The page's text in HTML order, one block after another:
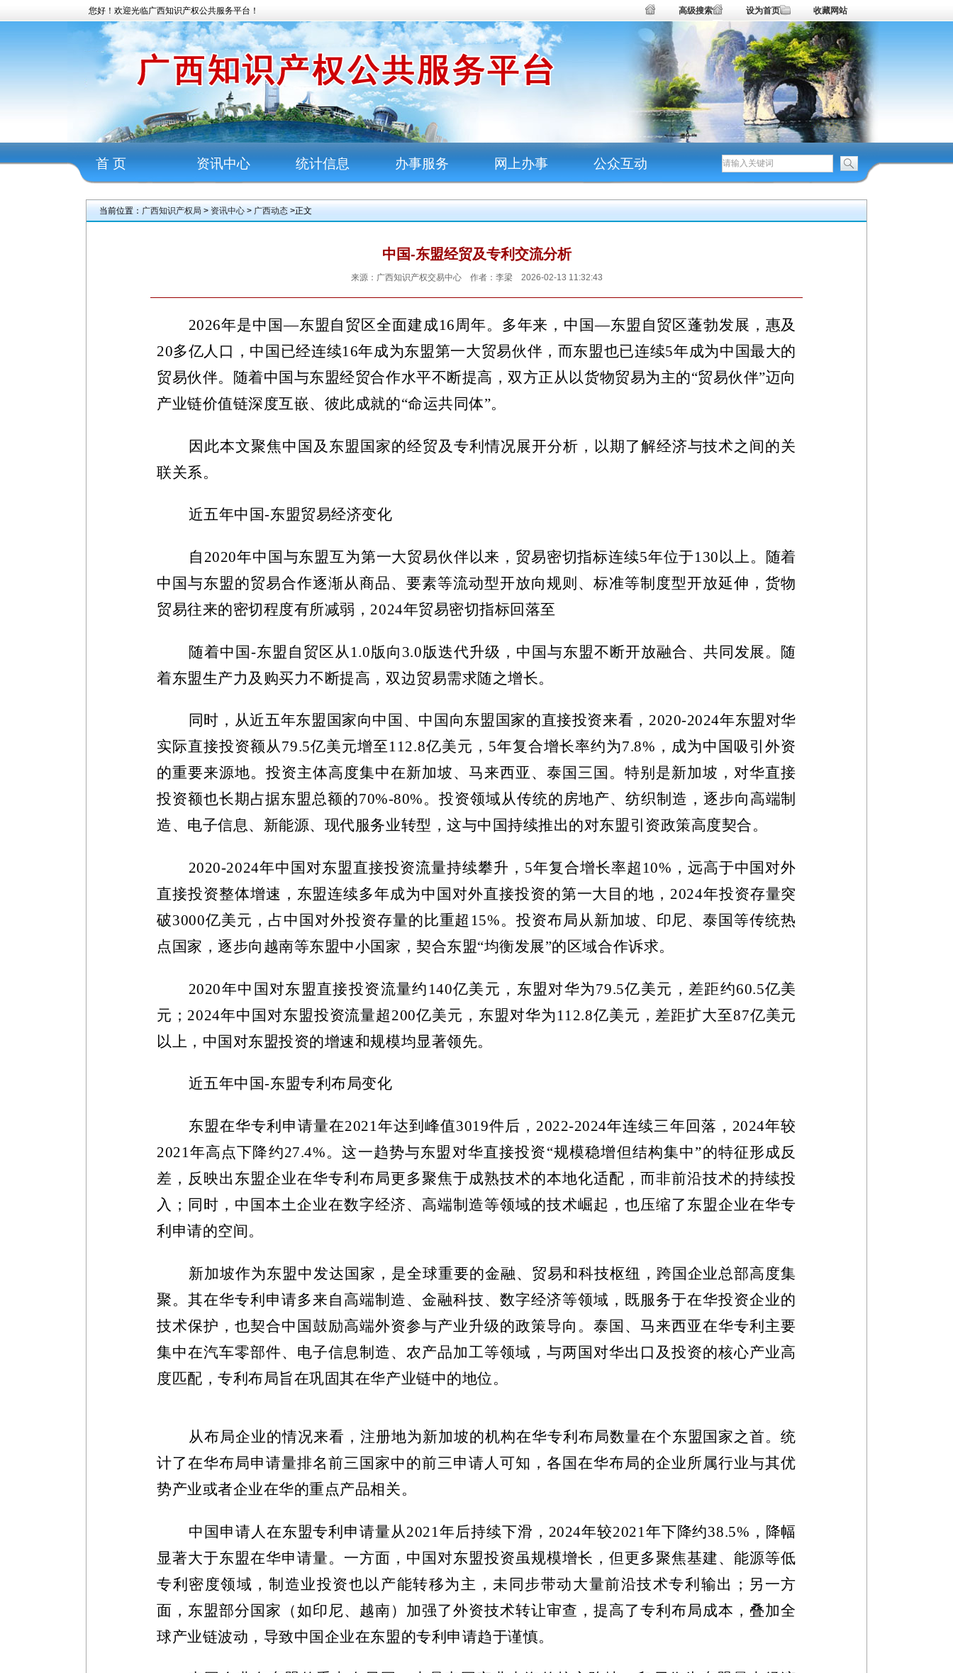
您好！欢迎光临广西知识产权公共服务平台！ 高级搜索 设为首页 收藏网站
首 页 资讯中心 统计信息 办事服务 网上办事 公众互动
当前位置： 广西知识产权局 > 资讯中心 > 广西动态 >正文
中国-东盟经贸及专利交流分析
来源：广西知识产权交易中心 作者：李梁 2026-02-13 11:32:43
2026年是中国—东盟自贸区全面建成16周年。多年来，中国—东盟自贸区蓬勃发展，惠及
20多亿人口，中国已经连续16年成为东盟第一大贸易伙伴，而东盟也已连续5年成为中国最大的
贸易伙伴。随着中国与东盟经贸合作水平不断提高，双方正从以货物贸易为主的“贸易伙伴”迈向
产业链价值链深度互嵌、彼此成就的“命运共同体”。
因此本文聚焦中国及东盟国家的经贸及专利情况展开分析，以期了解经济与技术之间的关
联关系。
近五年中国-东盟贸易经济变化
自 2020年中国与东盟互为第一大贸易伙伴以来，贸易密切指标连续5年位于130 以上。随着
中国与东盟的贸易合作逐渐从商品、要素等流动型开放向规则、标准等制度型开放延伸，货物
贸易往来的密切程度有所减弱， 2024年贸易密切指标回落至
随着中国-东盟自贸区从 1.0版向 3.0版迭代升级，中国与东盟不断开放融合、共同发展。随
着东盟生产力及购买力不断提高，双边贸易需求随之增长。
同时，从近五年东盟国家向中国、中国向东盟国家的直接投资来看， 2020-2024年东盟对华
实际直接投资额从79.5亿美元增至112.8亿美元， 5年复合增长率约为7.8% ，成为中国吸引外资
的重要来源地。投资主体高度集中在新加坡、马来西亚、泰国三国。特别是新加坡，对华直接
投资额也长期占据东盟总额的70%-80%。投资领域从传统的房地产、纺织制造，逐步向高端制
造、电子信息、新能源、现代服务业转型，这与中国持续推出的对东盟引资政策高度契合。
2020-2024年中国对东盟直接投资流量持续攀升， 5年复合增长率超 10% ，远高于中国对外
直接投资整体增速，东盟连续多年成为中国对外直接投资的第一大目的地， 2024年投资存量突
破3000亿美元，占中国对外投资存量的比重超 15%。投资布局从新加坡、印尼、泰国等传统热
点国家，逐步向越南等东盟中小国家，契合东盟“均衡发展”的区域合作诉求。
2020年中国对东盟直接投资流量约 140亿美元，东盟对华为79.5亿美元，差距约60.5亿美
元； 2024年中国对东盟投资流量超200亿美元，东盟对华为 112.8亿美元，差距扩大至87亿美元
以上，中国对东盟投资的增速和规模均显著领先。
近五年中国-东盟专利布局变化
东盟在华专利申请量在2021年达到峰值3019件后， 2022-2024年连续三年回落， 2024年较
2021年高点下降约27.4%。这一趋势与东盟对华直接投资“规模稳增但结构集中”的特征形成反
差，反映出东盟企业在华专利布局更多聚焦于成熟技术的本地化适配，而非前沿技术的持续投
入；同时，中国本土企业在数字经济、高端制造等领域的技术崛起，也压缩了东盟企业在华专
利申请的空间。
新加坡作为东盟中发达国家，是全球重要的金融、贸易和科技枢纽，跨国企业总部高度集
聚。其在华专利申请多来自高端制造、金融科技、数字经济等领域，既服务于在华投资企业的
技术保护，也契合中国鼓励高端外资参与产业升级的政策导向。泰国、马来西亚在华专利主要
集中在汽车零部件、电子信息制造、农产品加工等领域，与两国对华出口及投资的核心产业高
度匹配，专利布局旨在巩固其在华产业链中的地位。
从布局企业的情况来看，注册地为新加坡的机构在华专利布局数量在个东盟国家之首。统
计了在华布局申请量排名前三国家中的前三申请人可知，各国在华布局的企业所属行业与其优
势产业或者企业在华的重点产品相关。
中国申请人在东盟专利申请量从 2021 年后持续下滑， 2024年较2021 年下降约38.5% ，降幅
显著大于东盟在华申请量。一方面，中国对东盟投资虽规模增长，但更多聚焦基建、能源等低
专利密度领域，制造业投资也以产能转移为主，未同步带动大量前沿技术专利输出；另一方
面，东盟部分国家（如印尼、越南）加强了外资技术转让审查，提高了专利布局成本，叠加全
球产业链波动，导致中国企业在东盟的专利申请趋于谨慎。